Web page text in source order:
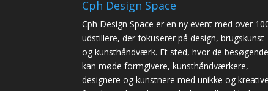
Cph Design Space
Cph Design Space er en ny event med over
udstillere, der fokuserer på design, brugskunst
og kunsthåndværk. Et sted, hvor de besøgende
kan møde formgivere, kunsthåndværkere,
designere og kunstnere med unikke og kreative